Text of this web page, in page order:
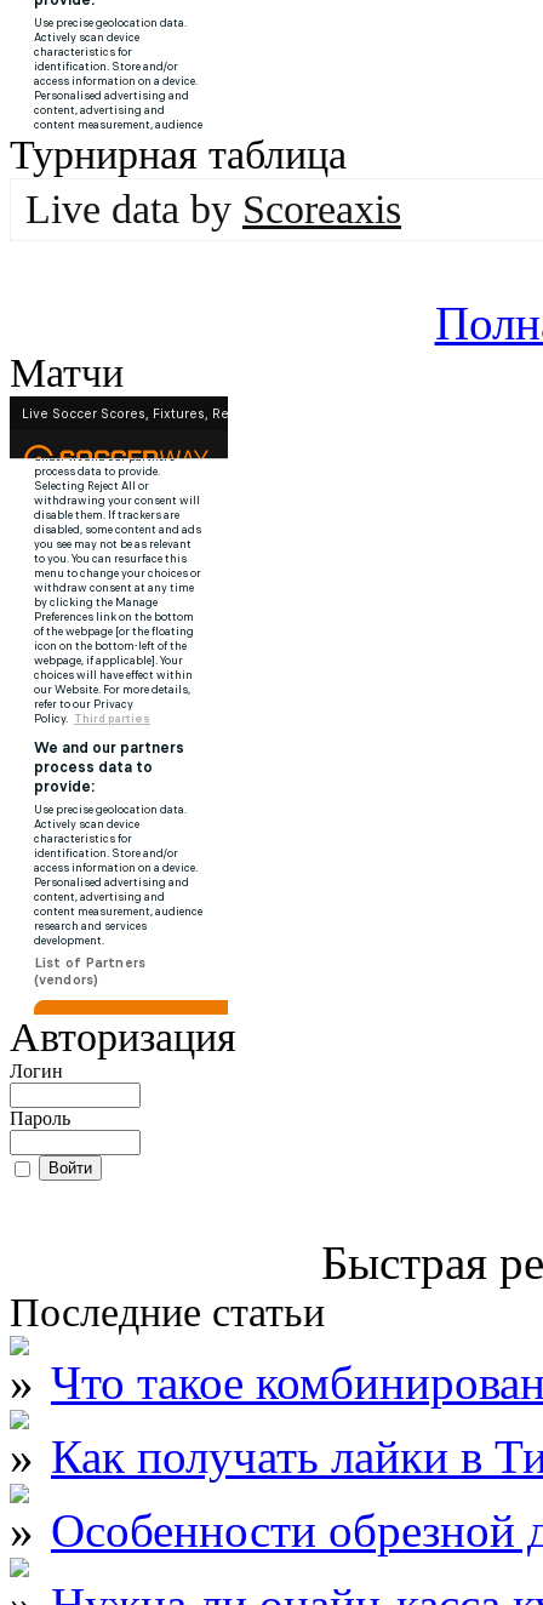
Турнирная таблица
Live data by Scoreaxis
Матчи
Авторизация
Логин
Пароль
Быстрая
Последние статьи
Что такое
Как получать лайки в
Особенности обрезной